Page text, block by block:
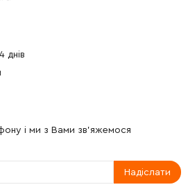
днів
і ми з Вами зв'яжемося
Надіслати